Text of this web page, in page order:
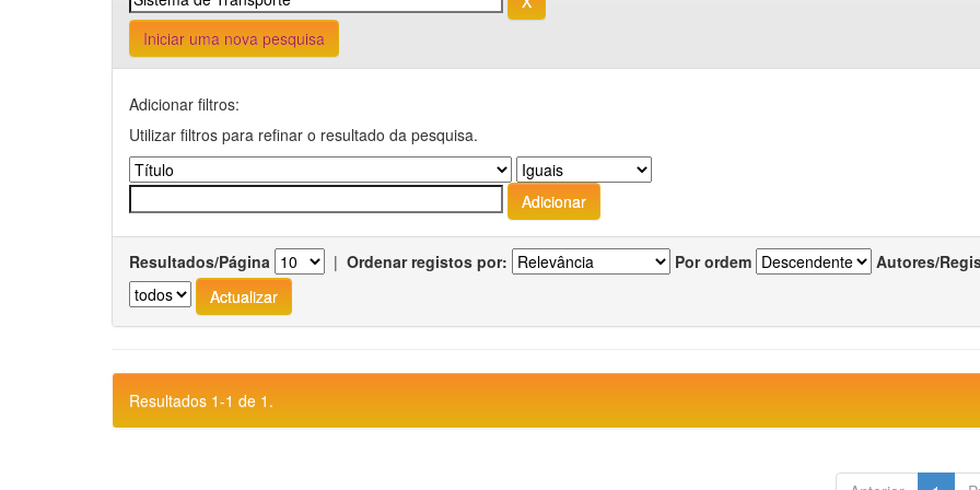
Iniciar uma nova pesquisa
Adicionar filtros:
Utilizar filtros para refinar o resultado da pesquisa.
Resultados/Página | Ordenar registos por: Por ordem Autores/
Resultados 1-1 de 1.